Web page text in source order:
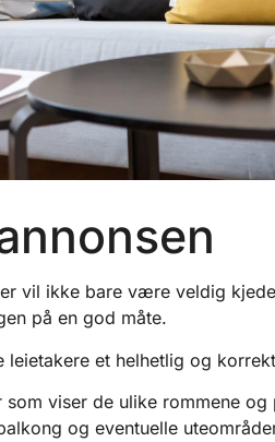
vil ikke bare være veldig
på en god måte.
leietakere et helhetlig og
viser de ulike rommene og
og eventuelle